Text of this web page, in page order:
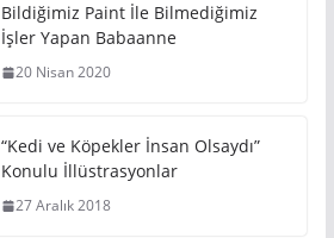
Bildiğimiz Paint İle Bilmediğimiz
İşler Yapan Babaanne
20 Nisan 2020
“Kedi ve Köpekler İnsan Olsaydı”
Konulu İllüstrasyonlar
27 Aralık 2018